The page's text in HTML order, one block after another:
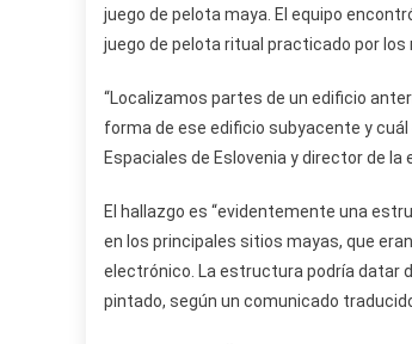
juego de pelota maya. El equipo
juego de pelota ritual practicado por
“Localizamos partes de un edificio
forma de ese edificio subyacente y
Espaciales de Eslovenia y director de la
El hallazgo es “evidentemente una
en los principales sitios mayas, que
electrónico. La estructura podría datar
pintado, según un comunicado